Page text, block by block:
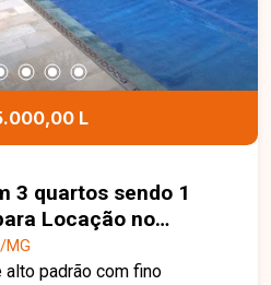
L
3 quartos sendo 1
Locação no
- MG.
MG
alto padrão com fino